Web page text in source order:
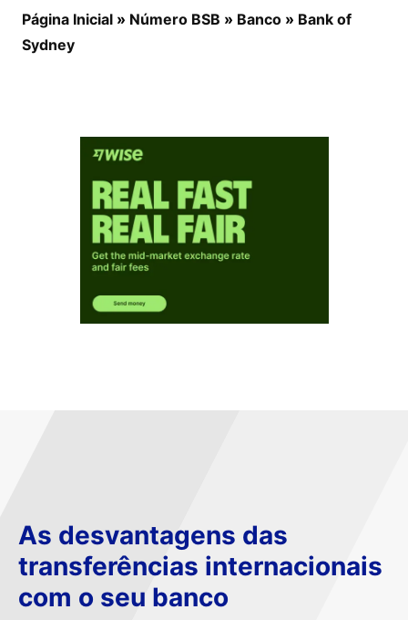
Página Inicial » Número BSB » Banco » Bank of
Sydney
As desvantagens das
transferências internacionais
com o seu banco